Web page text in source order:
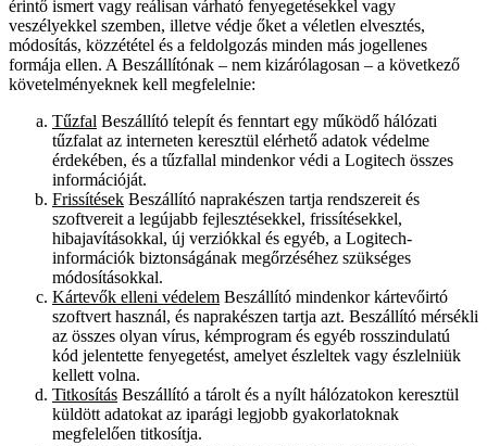
érintő ismert vagy reálisan várható fenyegetésekkel vagy
veszélyekkel szemben, illetve védje őket a véletlen elvesztés,
módosítás, közzététel és a feldolgozás minden más jogellenes
formája ellen. A Beszállítónak – nem kizárólagosan – a következő
követelményeknek kell megfelelnie:
Tűzfal Beszállító telepít és fenntart egy működő hálózati
tűzfalat az interneten keresztül elérhető adatok védelme
érdekében, és a tűzfallal mindenkor védi a Logitech összes
információját.
Frissítések Beszállító naprakészen tartja rendszereit és
szoftvereit a legújabb fejlesztésekkel, frissítésekkel,
hibajavításokkal, új verziókkal és egyéb, a Logitech-
információk biztonságának megőrzéséhez szükséges
módosításokkal.
Kártevők elleni védelem Beszállító mindenkor kártevőirtó
szoftvert használ, és naprakészen tartja azt. Beszállító mérsékli
az összes olyan vírus, kémprogram és egyéb rosszindulatú
kód jelentette fenyegetést, amelyet észleltek vagy észlelniük
kellett volna.
Titkosítás Beszállító a tárolt és a nyílt hálózatokon keresztül
küldött adatokat az iparági legjobb gyakorlatoknak
megfelelően titkosítja.